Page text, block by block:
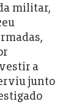
militar,
a
junto